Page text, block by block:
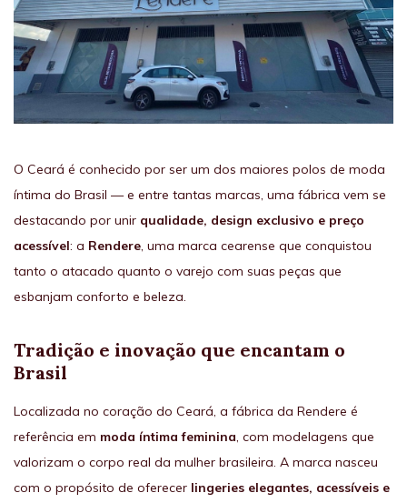
O Ceará é conhecido por ser um dos maiores polos de moda
íntima do Brasil — e entre tantas marcas, uma fábrica vem se
destacando por unir qualidade, design exclusivo e preço
acessível: a Rendere , uma marca cearense que conquistou
tanto o atacado quanto o varejo com suas peças que
esbanjam conforto e beleza.
Tradição e inovação que encantam o
Brasil
Localizada no coração do Ceará, a fábrica da Rendere é
referência em moda íntima feminina , com modelagens que
valorizam o corpo real da mulher brasileira. A marca nasceu
com o propósito de oferecer lingeries elegantes, acessíveis e